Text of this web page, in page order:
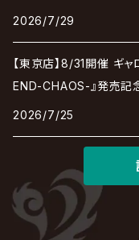
JILUKA
Jin-Machine
DEVILOOF
DuelJewel
D'ERLANGER
BULL FIELD
BREAKERZ
BLAZE
まみれた / MAMIRETA
MALICE MIZER
2026/7/29
【東京店】8/31開催 ギ
END-CHAOS-』発売記
2026/7/25